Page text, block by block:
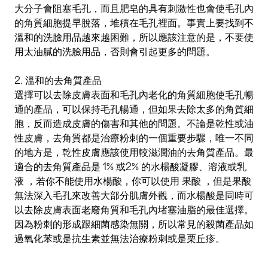
大分子會阻塞毛孔，而且肥皂的具有刺激性也會使毛孔內
的角質細胞提早脫落，堆積在毛孔裡面。事實上要找到不
溫和的洗臉用品越來越困難，所以應該注意的是，不要使
用太油膩的洗臉用品，否則會引起更多的問題。
2.溫和的去角質產品
選擇可以去除皮膚表面和毛孔內老化的角質細胞使毛孔暢
通的產品，可以保持毛孔暢通，但如果去除太多的角質細
胞，反而造成皮膚的傷害和其他的問題。不論是乾性或油
性皮膚，去角質都是治療粉刺的一個重要步驟，唯一不同
的地方是，乾性皮膚應該使用較滋潤油的去角質產品。最
適合的去角質產品是1% 或2% 的水楊酸凝膠、溶液或乳
液 ，若你不能使用水楊酸，你可以使用果酸 ，但是果酸
無法深入毛孔來改善大部分肌膚外觀，而水楊酸是同時可
以去除皮膚表面老廢角質和毛孔內堵塞油脂的最佳選擇。
因為粉刺的形成跟細菌感染無關，所以常見的殺菌產品如
過氧化苯或是抗生素並無法治療粉刺或是栗丘疹。